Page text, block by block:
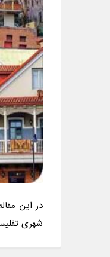
در این
شهری